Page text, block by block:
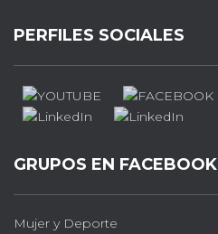
PERFILES SOCIALES
GRUPOS EN FACEBOOK
Mujer y Deporte